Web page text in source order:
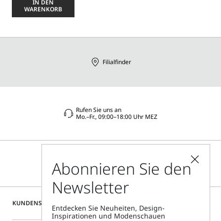
IN DEN
WARENKORB
KUNDENSERVICE
Filialfinder
Rufen Sie uns an
Mo.–Fr., 09:00–18:00 Uhr MEZ
Abonnieren Sie den
Newsletter
Entdecken Sie Neuheiten, Design-
Inspirationen und Modenschauen